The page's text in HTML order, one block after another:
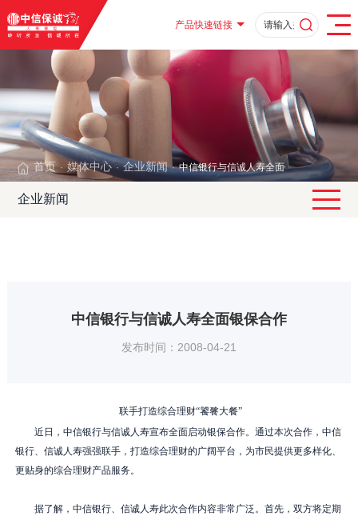
产品快速链接
首页 · 媒体中心 · 企业新闻 · 中信银行与信诚人寿全面银保合作
企业新闻
中信银行与信诚人寿全面银保合作
发布时间：2008-04-21
联手打造综合理财“饕餮大餐”
近日，中信银行与信诚人寿宣布全面启动银保合作。通过本次合作，中信
银行、信诚人寿强强联手，打造综合理财的广阔平台，为市民提供更多样化、
更贴身的综合理财产品服务。
据了解，中信银行、信诚人寿此次合作内容非常广泛。首先，双方将定期